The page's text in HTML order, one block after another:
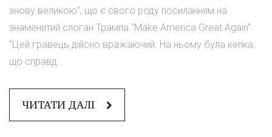
знову великою", що є свого роду посиланням на
знаменитий слоган Трампа "Make America Great Again".
"Цей гравець дійсно вражаючий. На ньому була кепка,
що справд...
ЧИТАТИ ДАЛІ